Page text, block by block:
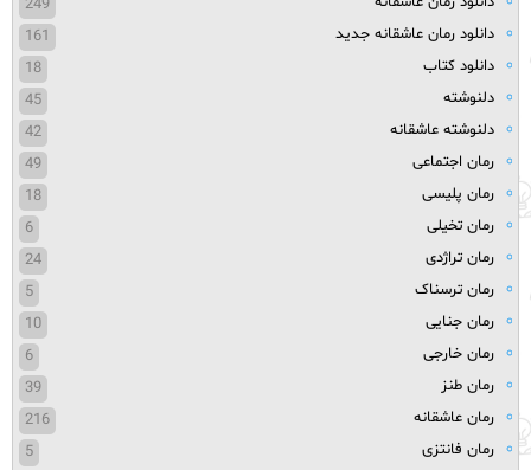
249
دانلود رمان عاشقانه جدید
161
دانلود کتاب
18
دلنوشته
45
دلنوشته عاشقانه
42
رمان اجتماعی
49
رمان پلیسی
18
رمان تخیلی
6
رمان تراژدی
24
رمان ترسناک
5
رمان جنایی
10
رمان خارجی
6
رمان طنز
39
رمان عاشقانه
216
رمان فانتزی
5